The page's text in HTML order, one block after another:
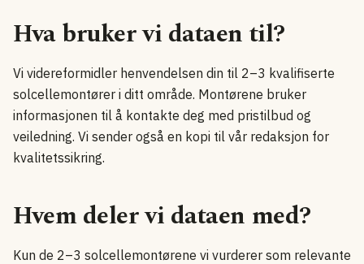
Hva bruker vi dataen til?
Vi videreformidler henvendelsen din til 2–3 kvalifiserte
solcellemontører i ditt område. Montørene bruker
informasjonen til å kontakte deg med pristilbud og
veiledning. Vi sender også en kopi til vår redaksjon for
kvalitetssikring.
Hvem deler vi dataen med?
Kun de 2–3 solcellemontørene vi vurderer som relevante